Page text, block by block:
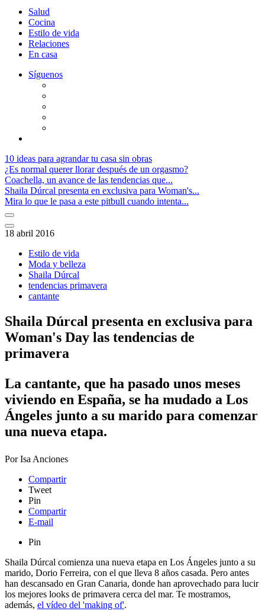
Salud
Cocina
Estilo de vida
Relaciones
En casa
Síguenos
10 ideas para agrandar tu casa sin obras
¿Es normal querer llorar después de un orgasmo?
Coachella, un avance de las tendencias que...
Shaila Dúrcal presenta en exclusiva para Woman's...
Mira lo que le pasa a este pitbull cuando intenta...
18 abril 2016
Estilo de vida
Moda y belleza
Shaila Dúrcal
tendencias primavera
cantante
Shaila Dúrcal presenta en exclusiva para
Woman's Day las tendencias de
primavera
La cantante, que ha pasado unos meses
viviendo en España, se ha mudado a Los
Ángeles junto a su marido para comenzar
una nueva etapa.
PorIsa Anciones
Compartir
Tweet
Pin
Compartir
E-mail
Pin
Shaila Dúrcal comienza una nueva etapa en Los Ángeles junto a su
marido, Dorio Ferreira, con el que lleva 8 años casada. Pero antes
han descansado en Gran Canaria, donde han aprovechado para lucir
los mejores looks de primavera cerca del mar. Te mostramos,
además, el vídeo del 'making of'.